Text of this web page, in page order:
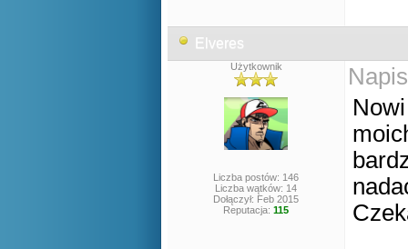
Elveres
Użytkownik
Liczba postów: 146
Liczba wątków: 14
Dołączył: Feb 2015
Reputacja: 115